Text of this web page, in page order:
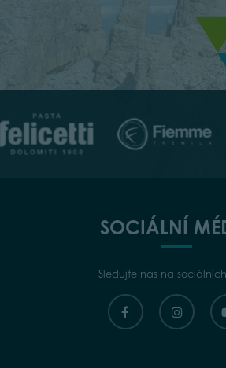
SOCIÁLNÍ
Sledujte nás na